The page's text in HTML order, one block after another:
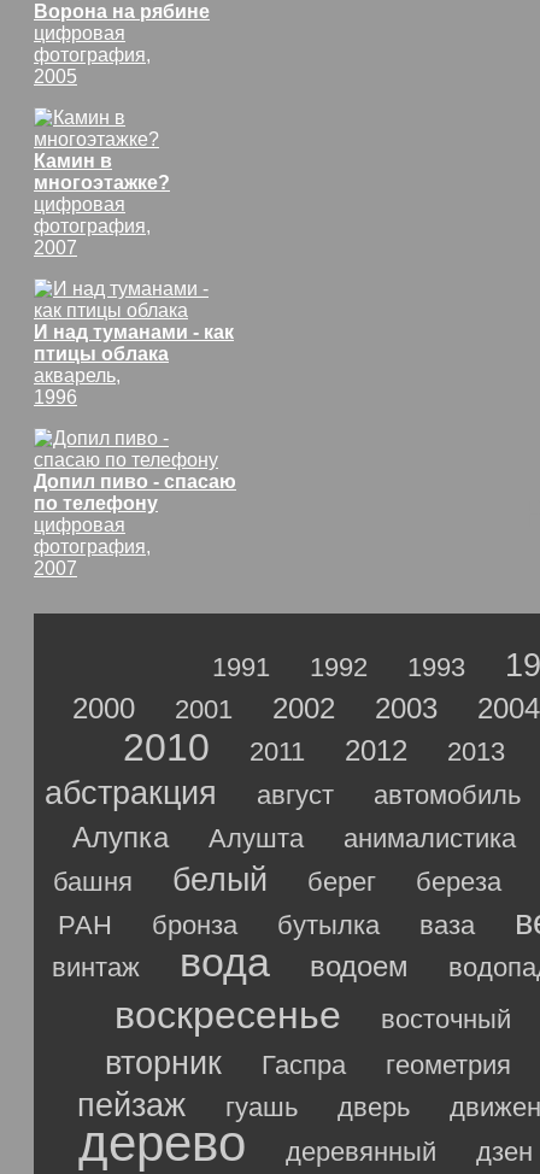
Ворона на рябине
цифровая
фотография,
2005
Камин в
многоэтажке?
цифровая
фотография,
2007
И над туманами - как
птицы облака
акварель,
1996
Допил пиво - спасаю
по телефону
цифровая
фотография,
2007
1991 1992 1993
2000 2001 2002 2003 2004
2010 2011 2012 2013
абстракция август автомобиль
Алупка Алушта
анималистика
башня
белый берег
береза
РАН
бронза бутылка ваза
винтаж вода водоем
воскресенье восточный
вторник Гаспра геометрия
пейзаж гуашь дверь
дерево деревянный
дзен